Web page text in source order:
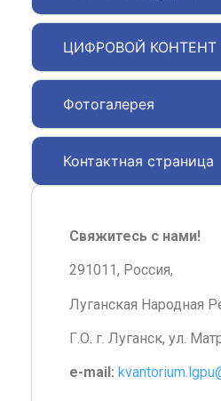
ЦИФРОВОЙ КОНТЕНТ
Фотогалерея
Контактная страница
Свяжитесь с нами!
291011, Россия,
Луганская Народная
Г.О. г. Луганск, ул.
e-mail: